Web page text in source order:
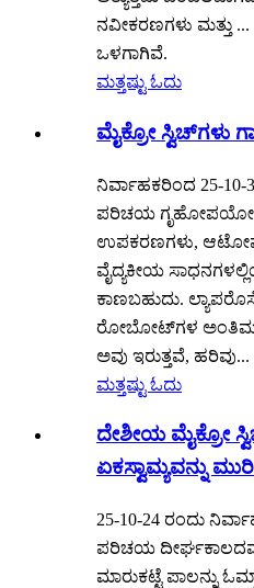
ನವೀಕರಣಗಳು ಮತ್ತು
ಒಳಗಾಗಿವೆ.
ಮತ್ತಷ್ಟು ಓದು
ಮೈಕ್ರೋ ಸ್ವಿಚ್‌ಗಳು
ನಿರ್ವಾಹಕರಿಂದ 25-10-
ಪರಿಚಯ ಗೃಹೋಪಯೋಗಿ
ಉಪಕರಣಗಳು,
ವೈದ್ಯಕೀಯ
ಕಾಣಬಹುದು.
ರೋಬೋಟ್‌ಗಳ ಅಂತಿಮ
ಅವು ಇರುತ್ತವೆ, ಹರಿವು...
ಮತ್ತಷ್ಟು ಓದು
ದೇಶೀಯ ಮೈಕ್ರೋ
ಏಕಸ್ವಾಮ್ಯವನ್ನು
25-10-24 ರಂದು
ಪರಿಚಯ
ಮಾರುಕಟ್ಟೆ ಪಾಲನ್ನು